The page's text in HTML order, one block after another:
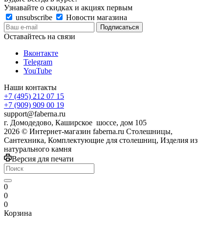
Узнавайте о скидках и акциях первым
unsubscribe
Новости магазина
Оставайтесь на связи
Вконтакте
Telegram
YouTube
Наши контакты
+7 (495) 212 07 15
+7 (909) 909 00 19
support@faberna.ru
г. Домодедово, Каширское шоссе, дом 105
2026 © Интернет-магазин faberna.ru Столешницы,
Сантехника, Комплектующие для столешниц, Изделия из
натурального камня
Версия для печати
0
0
0
Корзина